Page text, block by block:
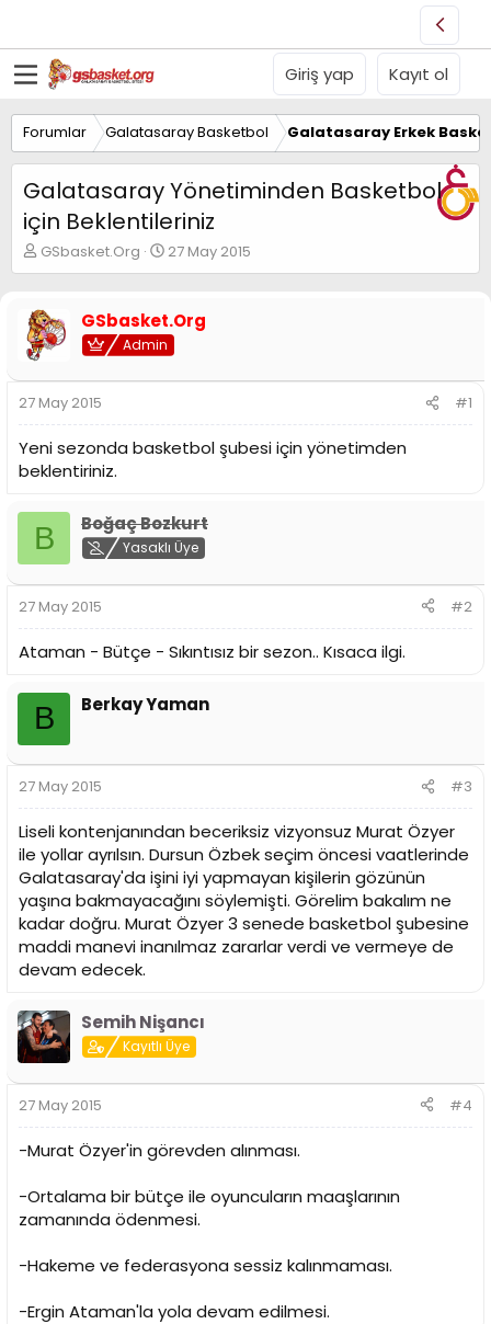
Giriş yap Kayıt ol
Forumlar Galatasaray Basketbol Galatasaray Erkek
Galatasaray Yönetiminden Basketbol
için Beklentileriniz
K
o
u
y
u
a
ş
l
a
t
n
GSbasket.Org
B
a
a
n
ı
t
a
i
27 May 2015
GSbasket.Org
Admin
27 May 2015 #1
Yeni sezonda basketbol şubesi için yönetimden
beklentiriniz.
B Boğaç Bozkurt
Yasaklı Üye
27 May 2015 #2
Ataman - Bütçe - Sıkıntısız bir sezon.. Kısaca ilgi.
B Berkay Yaman
27 May 2015 #3
Liseli kontenjanından beceriksiz vizyonsuz Murat Özyer
ile yollar ayrılsın. Dursun Özbek seçim öncesi vaatlerinde
Galatasaray'da işini iyi yapmayan kişilerin gözünün
yaşına bakmayacağını söylemişti. Görelim bakalım ne
kadar doğru. Murat Özyer 3 senede basketbol şubesine
maddi manevi inanılmaz zararlar verdi ve vermeye de
devam edecek.
Semih Nişancı
Kayıtlı Üye
27 May 2015 #4
-Murat Özyer'in görevden alınması.
-Ortalama bir bütçe ile oyuncuların maaşlarının
zamanında ödenmesi.
-Hakeme ve federasyona sessiz kalınmaması.
-Ergin Ataman'la yola devam edilmesi.